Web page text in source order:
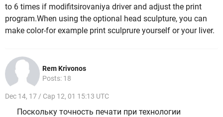
to 6 times if modifitsirovaniya driver and adjust the print
program.When using the optional head sculpture, you can
make color-for example print sculprure yourself or your liver.
Rem Krivonos
Posts: 18
Dec 14, 17 / Cap 12, 01 15:13 UTC
Поскольку точность печати при технологии